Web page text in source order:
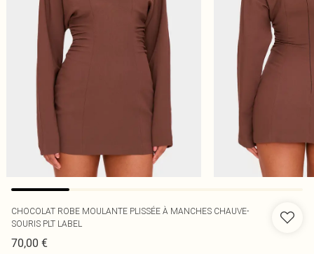
CHOCOLAT ROBE MOULANTE PLISSÉE À MANCHES CHAUVE-
SOURIS PLT LABEL
70,00 €